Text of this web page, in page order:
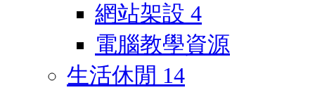
網站架設 4
電腦教學資源
生活休閒 14